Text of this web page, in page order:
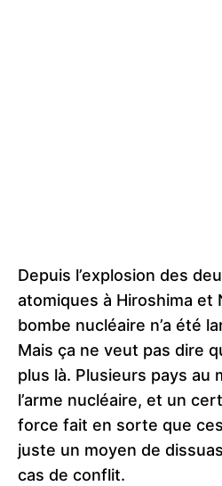
Depuis l’explosion des
atomiques à Hiroshima et
bombe nucléaire n’a été
Mais ça ne veut pas dire
plus là. Plusieurs pays au
l’arme nucléaire, et un
force fait en sorte que
juste un moyen de
cas de conflit.